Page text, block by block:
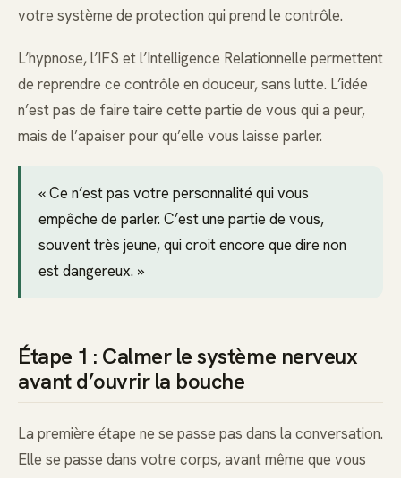
votre système de protection qui prend le contrôle.
L’hypnose, l’IFS et l’Intelligence Relationnelle permettent
de reprendre ce contrôle en douceur, sans lutte. L’idée
n’est pas de faire taire cette partie de vous qui a peur,
mais de l’apaiser pour qu’elle vous laisse parler.
« Ce n’est pas votre personnalité qui vous
empêche de parler. C’est une partie de vous,
souvent très jeune, qui croit encore que dire non
est dangereux. »
Étape 1 : Calmer le système nerveux
avant d’ouvrir la bouche
La première étape ne se passe pas dans la conversation.
Elle se passe dans votre corps, avant même que vous